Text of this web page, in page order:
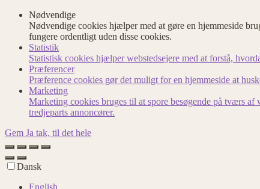
Nødvendige
Nødvendige cookies hjælper med at gøre en hjemmeside
fungere ordentligt uden disse cookies.
Statistik
Statistisk cookies hjælper webstedsejere med at forstå,
Præferencer
Præference cookies gør det muligt for en hjemmeside at
Marketing
Marketing cookies bruges til at spore besøgende på tværs
tredjeparts annoncører.
Gem Ja tak, til det hele
Dansk
English